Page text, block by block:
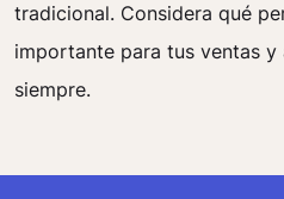
tradicional. Considera qué
importante para tus ventas y
siempre.